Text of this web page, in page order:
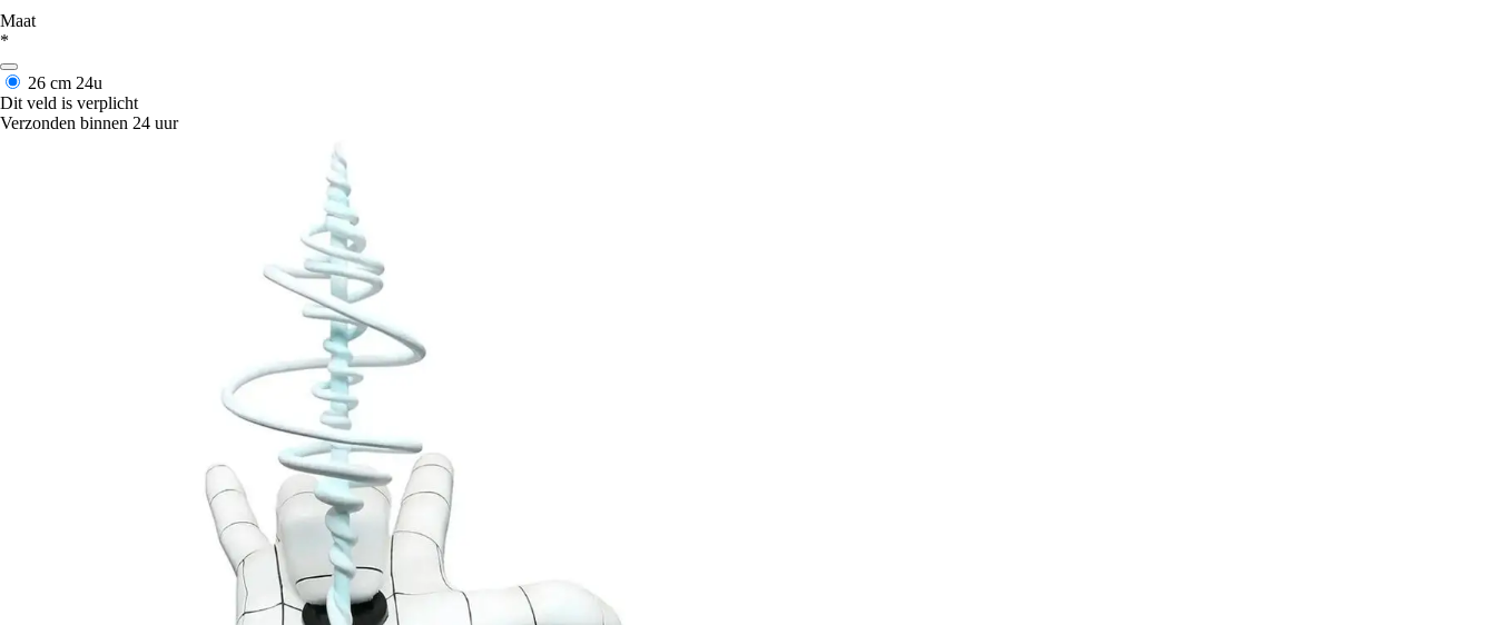
Maat
*
26 cm 24u
Dit veld is verplicht
Verzonden binnen 24 uur